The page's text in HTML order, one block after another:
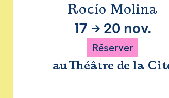
Rocío Molina
17 → 20 nov.
Réserver
au Théâtre de la